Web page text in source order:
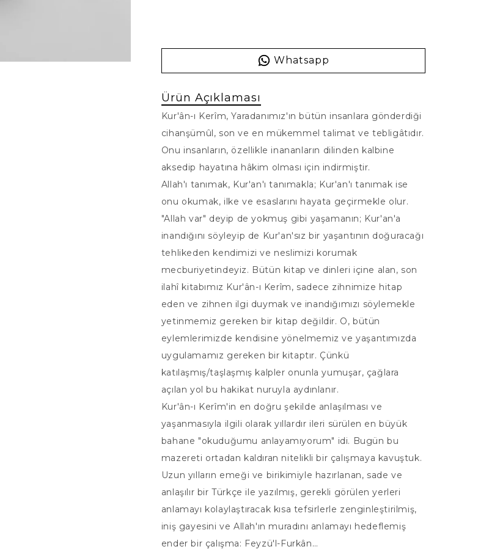
Whatsapp
Ürün Açıklaması
Kur'ân-ı Kerîm, Yaradanımız'ın bütün insanlara gönderdiği
cihanşümûl, son ve en mükemmel talimat ve tebligâtıdır.
Onu insanların, özellikle inananların dilinden kalbine
aksedip hayatına hâkim olması için indirmiştir.
Allah'ı tanımak, Kur'an'ı tanımakla; Kur'an'ı tanımak ise
onu okumak, ilke ve esaslarını hayata geçirmekle olur.
"Allah var" deyip de yokmuş gibi yaşamanın; Kur'an'a
inandığını söyleyip de Kur'an'sız bir yaşantının doğuracağı
tehlikeden kendimizi ve neslimizi korumak
mecburiyetindeyiz. Bütün kitap ve dinleri içine alan, son
ilahî kitabımız Kur'ân-ı Kerîm, sadece zihnimize hitap
eden ve zihnen ilgi duymak ve inandığımızı söylemekle
yetinmemiz gereken bir kitap değildir. O, bütün
eylemlerimizde kendisine yönelmemiz ve yaşantımızda
uygulamamız gereken bir kitaptır. Çünkü
katılaşmış/taşlaşmış kalpler onunla yumuşar, çağlara
açılan yol bu hakikat nuruyla aydınlanır.
Kur'ân-ı Kerîm'in en doğru şekilde anlaşılması ve
yaşanmasıyla ilgili olarak yıllardır ileri sürülen en büyük
bahane "okuduğumu anlayamıyorum" idi. Bugün bu
mazereti ortadan kaldıran nitelikli bir çalışmaya kavuştuk.
Uzun yılların emeği ve birikimiyle hazırlanan, sade ve
anlaşılır bir Türkçe ile yazılmış, gerekli görülen yerleri
anlamayı kolaylaştıracak kısa tefsirlerle zenginleştirilmiş,
iniş gayesini ve Allah'ın muradını anlamayı hedeflemiş
ender bir çalışma: Feyzü'l-Furkân…